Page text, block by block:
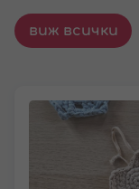
виж всички